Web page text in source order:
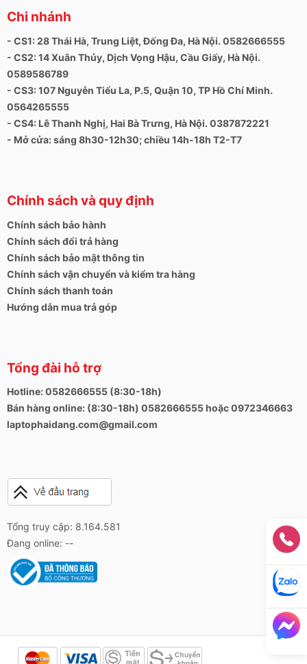
Chi nhánh
- CS1: 28 Thái Hà, Trung Liệt, Đống Đa, Hà Nội. 0582666555
- CS2: 14 Xuân Thủy, Dịch Vọng Hậu, Cầu Giấy, Hà Nội.
0589586789
- CS3: 107 Nguyễn Tiểu La, P.5, Quận 10, TP Hồ Chí Minh.
0564265555
- CS4: Lê Thanh Nghị, Hai Bà Trưng, Hà Nội. 0387872221
- Mở cửa: sáng 8h30-12h30; chiều 14h-18h T2-T7
Chính sách và quy định
Chính sách bảo hành
Chính sách đổi trả hàng
Chính sách bảo mật thông tin
Chính sách vận chuyển và kiểm tra hàng
Chính sách thanh toán
Hướng dẫn mua trả góp
Tổng đài hỗ trợ
Hotline: 0582666555 (8:30-18h)
Bán hàng online: (8:30-18h) 0582666555 hoặc 0972346663
laptophaidang.com@gmail.com
Tổng truy cập: 8.164.581
Đang online: --